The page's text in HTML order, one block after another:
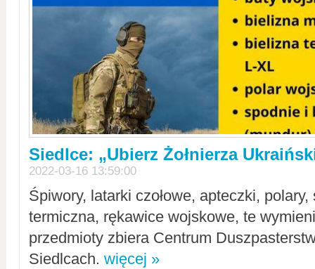
Siedlce: „Ubierz Żołnierza
2022-03-16 13:59:00
Śpiwory, latarki czołowe, apteczki,
termiczna, rękawice wojskowe, te
przedmioty zbiera Centrum
Siedlcach. więcej »